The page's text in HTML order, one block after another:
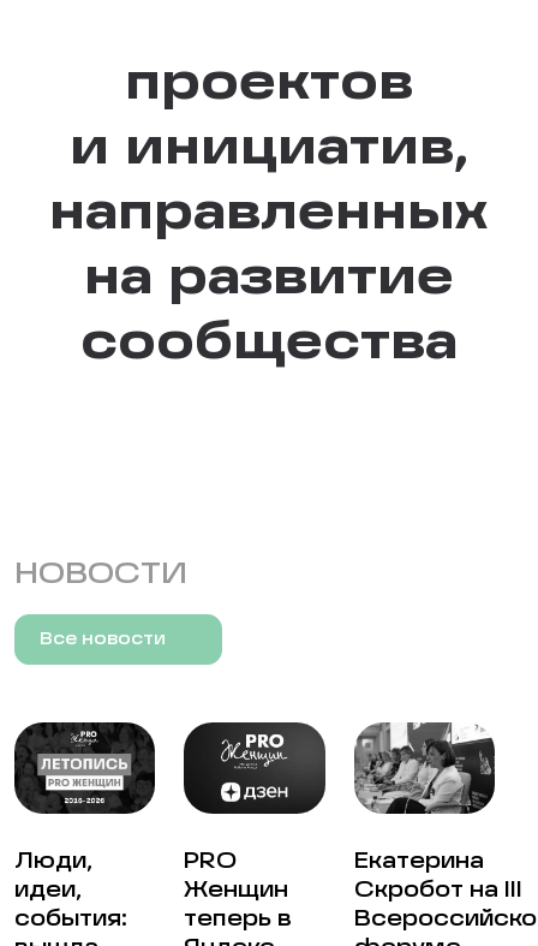
проектов
и инициатив,
направленных
на развитие
сообщества
НОВОСТИ
Все новости
Люди,
идеи,
события:
PRO
Женщин
теперь в
Екатерина
Скробот на III